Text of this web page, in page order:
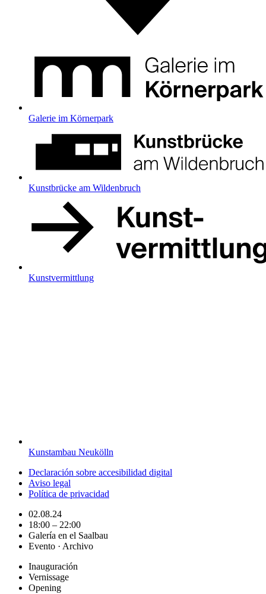
Galerie im Körnerpark
Kunstbrücke am Wildenbruch
Kunstvermittlung
Kunstambau Neukölln
Declaración sobre accesibilidad digital
Aviso legal
Política de privacidad
02.08.24
18:00 – 22:00
Galería en el Saalbau
Evento · Archivo
Inauguración
Vernissage
Opening